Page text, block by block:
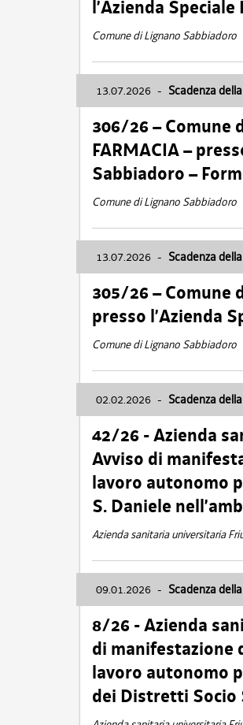
l’Azienda
Comune di Lignano Sabbiadoro
13.07.2026 - Scadenza
306/26 – Comune
FARMACIA –
Sabbiadoro –
Comune di Lignano Sabbiadoro
13.07.2026 - Scadenza
305/26 – Comune
presso l’Azienda
Comune di Lignano Sabbiadoro
02.02.2026 - Scadenza
42/26 - Azienda
Avviso di
lavoro autonomo
S. Daniele
Azienda sanitaria universitaria
09.01.2026 - Scadenza
8/26 - Azienda
di manifestazione
lavoro autonomo
dei Distretti Socio